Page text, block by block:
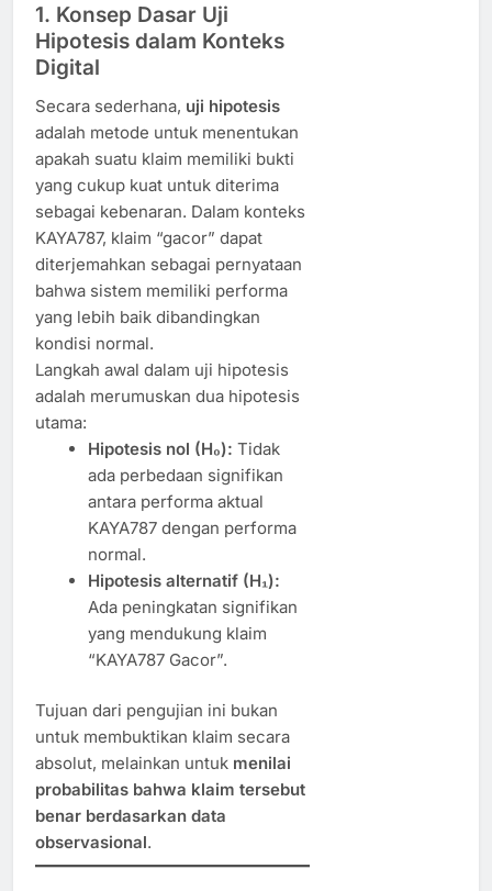
1. Konsep Dasar Uji
Hipotesis dalam Konteks
Digital
Secara sederhana, uji hipotesis
adalah metode untuk menentukan
apakah suatu klaim memiliki bukti
yang cukup kuat untuk diterima
sebagai kebenaran. Dalam konteks
KAYA787, klaim “gacor” dapat
diterjemahkan sebagai pernyataan
bahwa sistem memiliki performa
yang lebih baik dibandingkan
kondisi normal.
Langkah awal dalam uji hipotesis
adalah merumuskan dua hipotesis
utama:
Hipotesis nol (H₀): Tidak
ada perbedaan signifikan
antara performa aktual
KAYA787 dengan performa
normal.
Hipotesis alternatif (H₁):
Ada peningkatan signifikan
yang mendukung klaim
“KAYA787 Gacor”.
Tujuan dari pengujian ini bukan
untuk membuktikan klaim secara
absolut, melainkan untuk menilai
probabilitas bahwa klaim tersebut
benar berdasarkan data
observasional.